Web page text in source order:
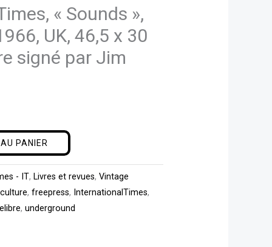
« Sounds »,
UK, 46,5 x 30
signé par Jim
PANIER
- IT, Livres et revues,Vintage
,freepress, InternationalTimes,
,underground
Haynes)